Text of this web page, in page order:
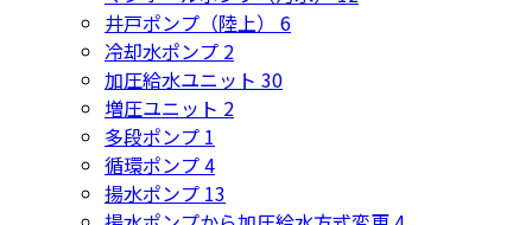
井戸ポンプ（陸上） 6
冷却水ポンプ 2
加圧給水ユニット 30
増圧ユニット 2
多段ポンプ 1
循環ポンプ4
揚水ポンプ 13